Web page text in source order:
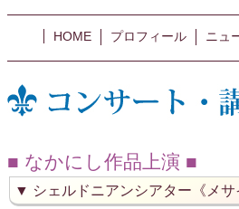
HOME プロフィール ニュ
なかにし作品上演
シェルドニアンシアター《メ